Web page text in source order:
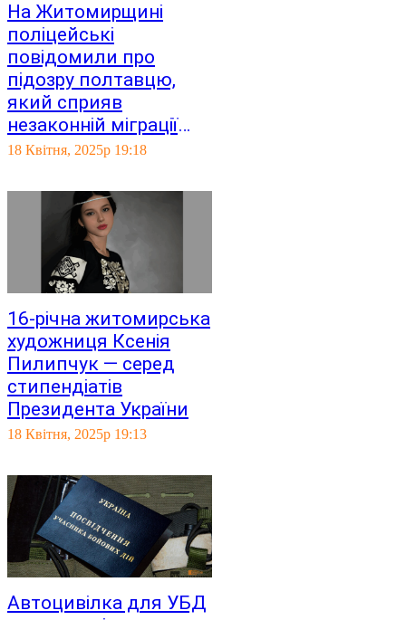
На Житомирщині
поліцейські
повідомили про
підозру полтавцю,
який сприяв
незаконній міграції
чоловіків. ФОТО
18 Квітня, 2025р 19:18
16-річна житомирська
художниця Ксенія
Пилипчук — серед
стипендіатів
Президента України
18 Квітня, 2025р 19:13
Автоцивілка для УБД